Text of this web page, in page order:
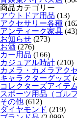
商品カテゴリー
アウトドア用品 (13)
アクセサリー各種
アンティーク家具 (43)
お知らせ (273)
お酒 (276)
カー用品 (166)
カジュアル時計 (210)
カメラ・カメラアク
キャラクターグッズ
コレクターズアイテム
スポーツ用品（ゴル
その他 (612)
ダイヤモンド (219)